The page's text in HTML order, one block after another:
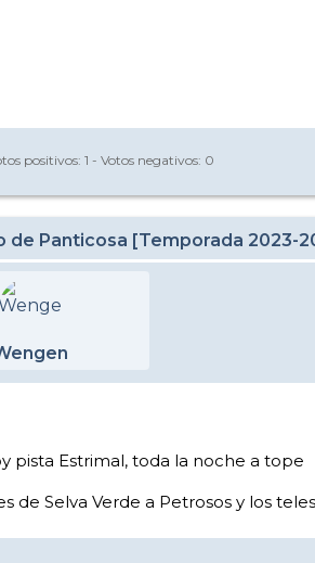
positivos: 1 - Votos negativos: 0
de Panticosa [Temporada 2023-
pista Estrimal, toda la noche a tope
de Selva Verde a Petrosos y los